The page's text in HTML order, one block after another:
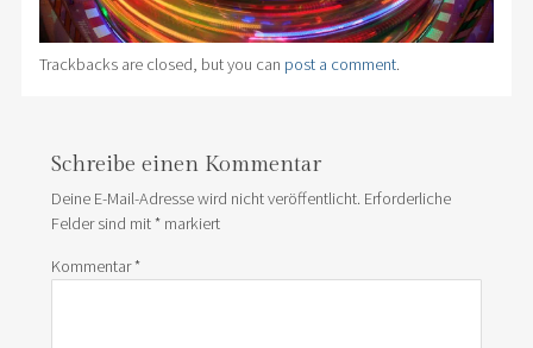
Trackbacks are closed, but you can post a comment.
Schreibe einen Kommentar
Deine E-Mail-Adresse wird nicht veröffentlicht. Erforderliche
Felder sind mit*markiert
Kommentar*